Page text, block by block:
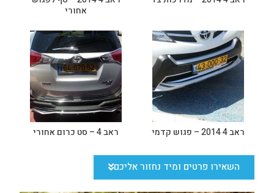
אחורי
ראב 4 2014 – פגוש קדמי ראב 4 – סט כרום אחורי
השאירו פרטים ומיד נחזור אליכם